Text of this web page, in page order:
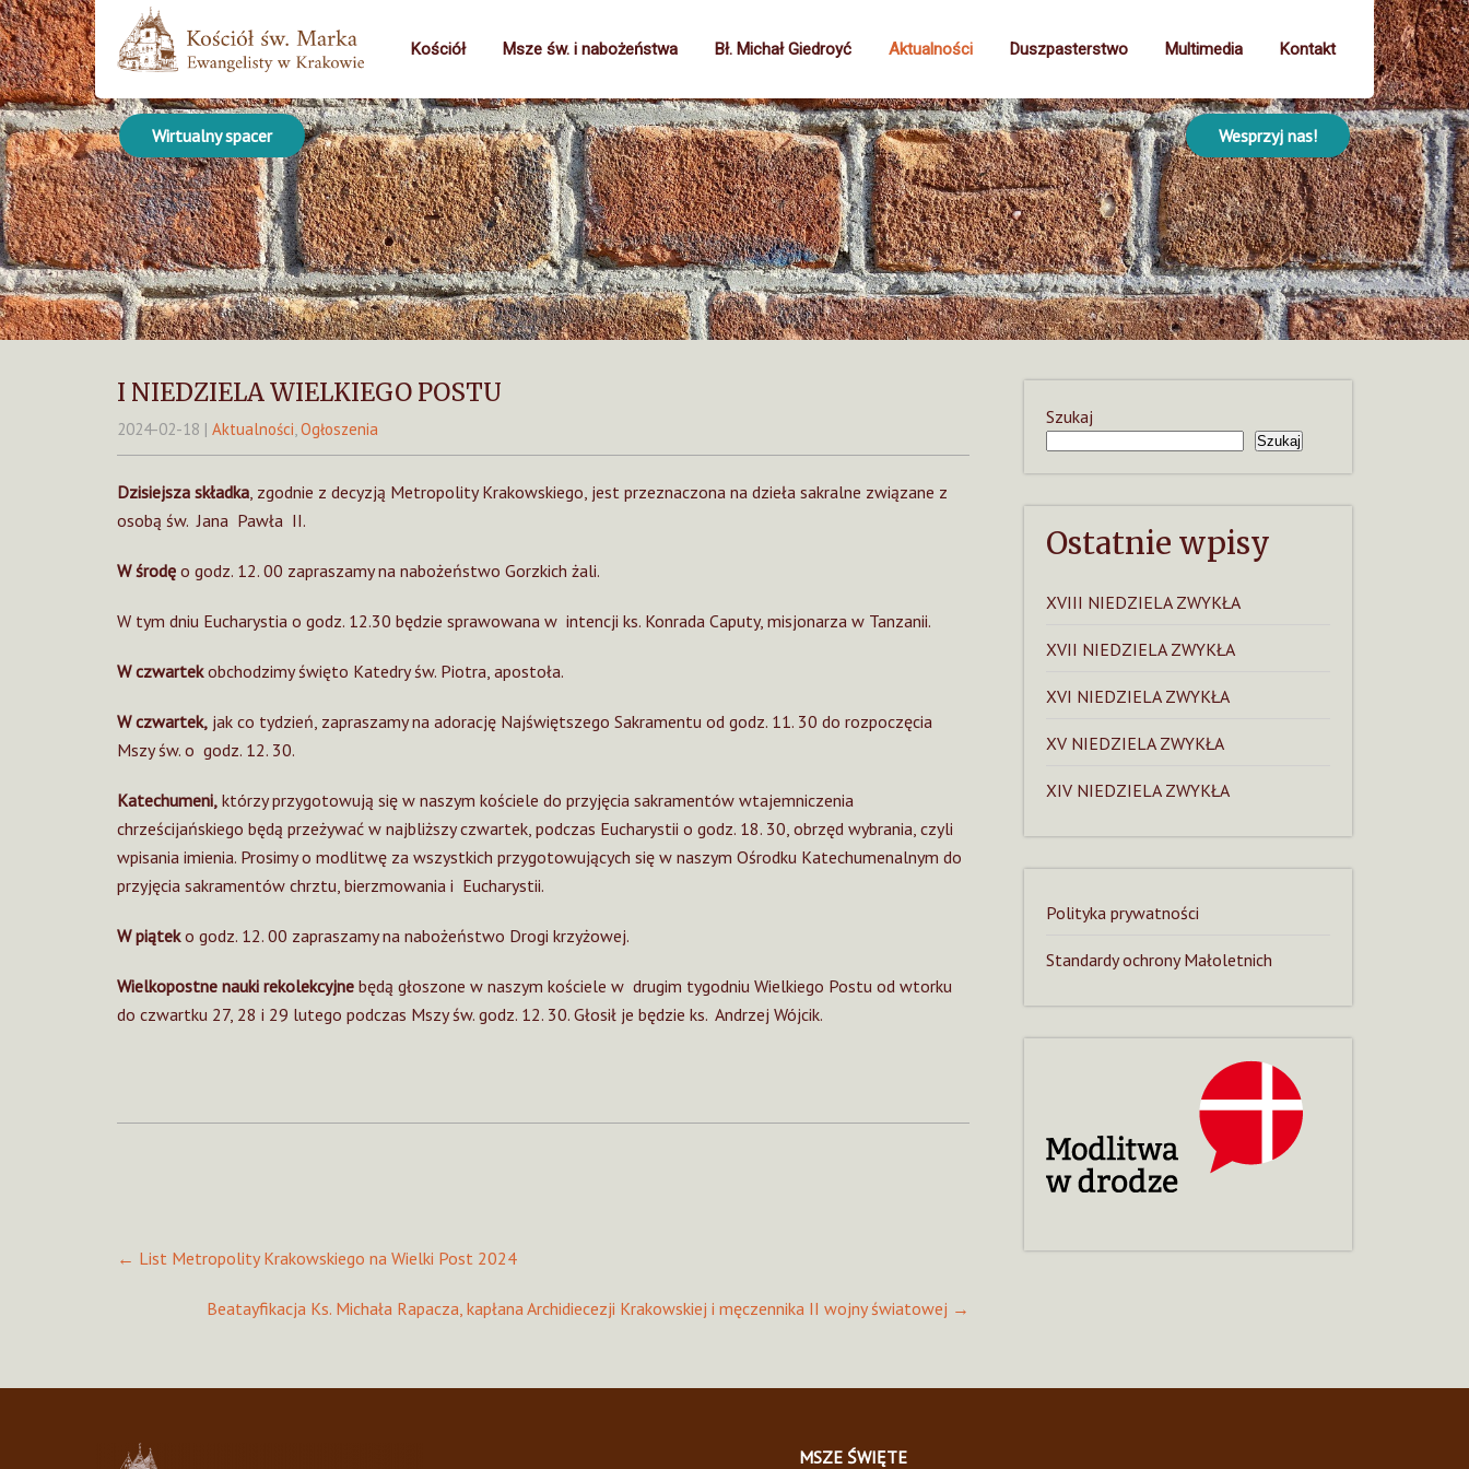
Wirtualny spacer Wesprzyj nas!
Kościół Msze św. i nabożeństwa Bł. Michał Giedroyć Aktualności Duszpasterstwo Multimedia Kontakt
I NIEDZIELA WIELKIEGO POSTU
2024-02-18 | Aktualności,Ogłoszenia
Dzisiejsza składka , zgodnie z decyzją Metropolity Krakowskiego, jest przeznaczona na dzieła sakralne związane z
osobą św. Jana Pawła II.
W środę o godz. 12. 00 zapraszamy na nabożeństwo Gorzkich żali.
W tym dniu Eucharystia o godz. 12.30 będzie sprawowana w intencji ks. Konrada Caputy, misjonarza w Tanzanii.
W czwartekobchodzimy święto Katedry św. Piotra, apostoła.
W czwartek, jak co tydzień, zapraszamy na adorację Najświętszego Sakramentu od godz. 11. 30 do rozpoczęcia
Mszy św. o godz. 12. 30.
Katechumeni, którzy przygotowują się w naszym kościele do przyjęcia sakramentów wtajemniczenia
chrześcijańskiego będą przeżywać w najbliższy czwartek, podczas Eucharystii o godz. 18. 30, obrzęd wybrania, czyli
wpisania imienia. Prosimy o modlitwę za wszystkich przygotowujących się w naszym Ośrodku Katechumenalnym do
przyjęcia sakramentów chrztu, bierzmowania i Eucharystii.
W piąteko godz. 12. 00 zapraszamy na nabożeństwo Drogi krzyżowej.
Wielkopostne nauki rekolekcyjne będą głoszone w naszym kościele w drugim tygodniu Wielkiego Postu od wtorku
do czwartku 27, 28 i 29 lutego podczas Mszy św. godz. 12. 30. Głosił je będzie ks. Andrzej Wójcik.
navigation
← List Metropolity Krakowskiego na Wielki Post 2024
Beatayfikacja Ks. Michała Rapacza, kapłana Archidiecezji Krakowskiej i męczennika II wojny światowej →
Szukaj
Szukaj
Ostatnie wpisy
XVIII NIEDZIELA ZWYKŁA
XVII NIEDZIELA ZWYKŁA
XVI NIEDZIELA ZWYKŁA
XV NIEDZIELA ZWYKŁA
XIV NIEDZIELA ZWYKŁA
Polityka prywatności
Standardy ochrony Małoletnich
MSZE ŚWIĘTE